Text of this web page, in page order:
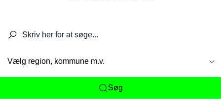
Vælg region, kommune m.v.
Søg